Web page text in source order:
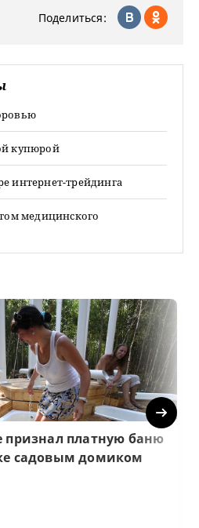
Поделиться:
купюрой
интернет-трейдинга
медицинского
признал платную баню
садовым домиком
Next